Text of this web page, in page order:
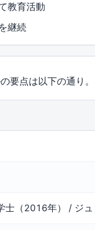
教育活動
継続
要点は以下の通り。
士（2016年） / ジ